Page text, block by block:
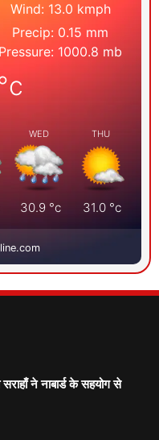
Wind: 13.0 kmph
Precip: 0.15 mm
Pressure: 1000.8 mb
WED
30.9 °c
THU
31.0 °c
ने नाबार्ड के सहयोग से